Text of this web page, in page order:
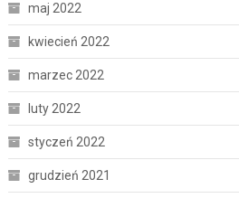
maj 2022
kwiecień 2022
marzec 2022
luty 2022
styczeń 2022
grudzień 2021